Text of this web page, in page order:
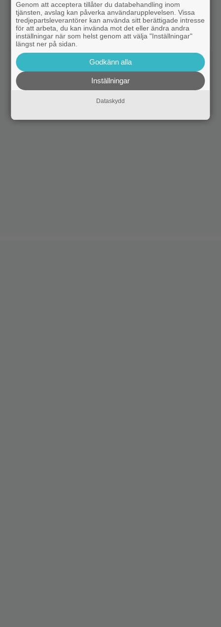
Genom att acceptera tillåter du databehandling inom
tjänsten, avslag kan påverka användarupplevelsen. Vissa
tredjepartsleverantörer kan använda sitt berättigade intresse
för att arbeta, du kan invända mot det eller ändra andra
inställningar när som helst genom att välja "Inställningar"
längst ner på sidan.
Godkänn alla
Inställningar
Dataskydd